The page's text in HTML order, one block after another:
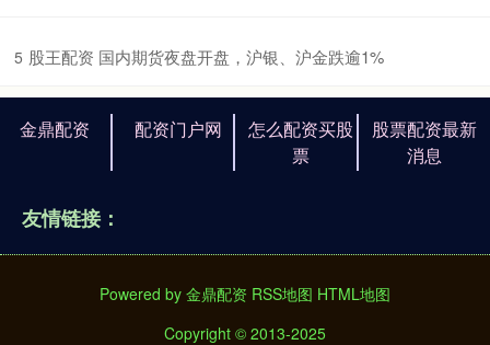
5 ​股王配资 国内期货夜盘开盘，沪银、沪金跌逾1%
金鼎配资 配资门户网
怎么配资买股
票
股票配资最新
消息
友情链接：
Powered by 金鼎配资 RSS地图 HTML地图
Copyright © 2013-2025